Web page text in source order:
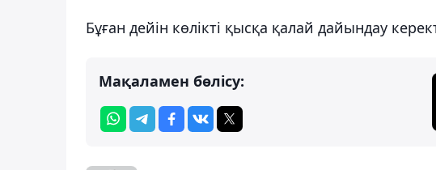
Бұған дейін көлікті қысқа қалай дайындау
Мақаламен бөлісу: